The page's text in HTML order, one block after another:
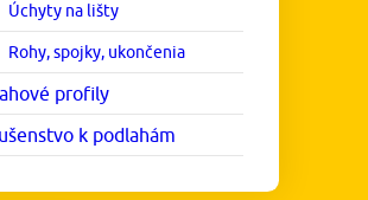
Úchyty na lišty
Rohy, spojky, ukončenia
profily
k podlahám